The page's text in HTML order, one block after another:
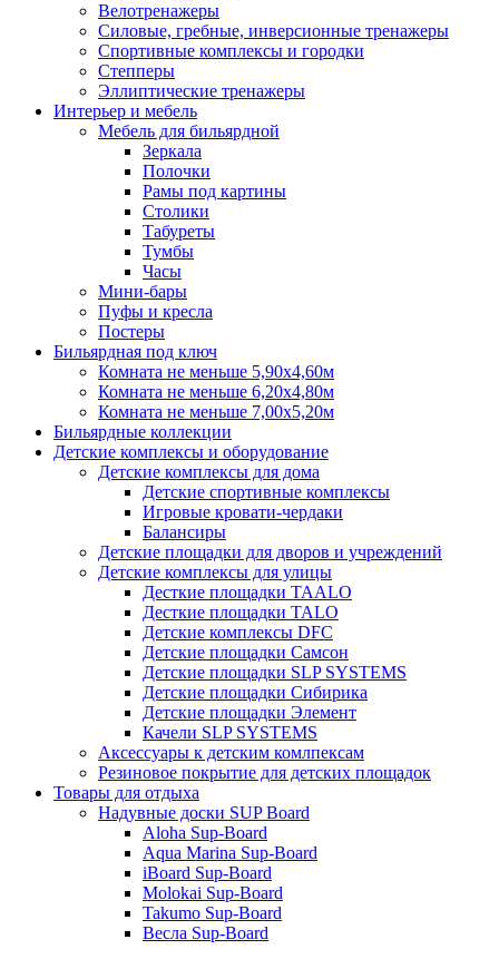
Велотренажеры
Силовые, гребные, инверсионные тренажеры
Спортивные комплексы и городки
Степперы
Эллиптические тренажеры
Интерьер и мебель
Мебель для бильярдной
Зеркала
Полочки
Рамы под картины
Столики
Табуреты
Тумбы
Часы
Мини-бары
Пуфы и кресла
Постеры
Бильярдная под ключ
Комната не меньше 5,90х4,60м
Комната не меньше 6,20х4,80м
Комната не меньше 7,00х5,20м
Бильярдные коллекции
Детские комплексы и оборудование
Детские комплексы для дома
Детские спортивные комплексы
Игровые кровати-чердаки
Балансиры
Детские площадки для дворов и учреждений
Детские комплексы для улицы
Десткие площадки TAALO
Десткие площадки TALO
Детские комплексы DFC
Детские площадки Самсон
Детские площадки SLP SYSTEMS
Детские площадки Сибирика
Детские площадки Элемент
Качели SLP SYSTEMS
Аксессуары к детским комлпексам
Резиновое покрытие для детских площадок
Товары для отдыха
Надувные доски SUP Board
Aloha Sup-Board
Aqua Marina Sup-Board
iBoard Sup-Board
Molokai Sup-Board
Takumo Sup-Board
Весла Sup-Board